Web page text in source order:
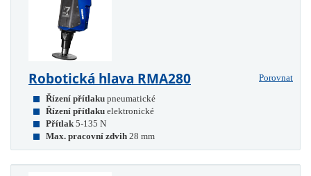
Robotická hlava RMA280
Porovnat
Řízení přítlaku pneumatické
Řízení přítlaku elektronické
Přítlak 5-135 N
Max. pracovní zdvih 28 mm